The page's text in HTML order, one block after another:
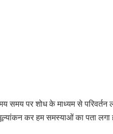
समय पर शोध के माध्यम से परिवर्तन
कर हम समस्याओं का पता लगा